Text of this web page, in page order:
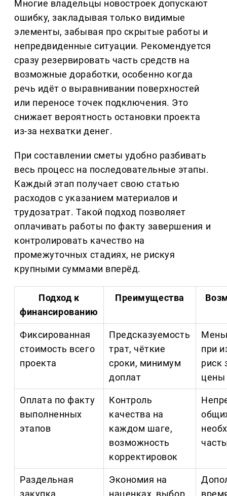
Многие владельцы новостроек допускают
ошибку, закладывая только видимые
элементы, забывая про скрытые работы и
непредвиденные ситуации. Рекомендуется
сразу резервировать часть средств на
возможные доработки, особенно когда
речь идёт о выравнивании поверхностей
или переносе точек подключения. Это
снижает вероятность остановки проекта
из-за нехватки денег.
При составлении сметы удобно разбивать
весь процесс на последовательные этапы.
Каждый этап получает свою статью
расходов с указанием материалов и
трудозатрат. Такой подход позволяет
оплачивать работы по факту завершения и
контролировать качество на
промежуточных стадиях, не рискуя
крупными суммами вперёд.
Подход к
финансированию
Преимущества
Фиксированная
стоимость всего
проекта
Предсказуемость
трат, чёткие
сроки, минимум
доплат
при
риск
цены
Оплата по факту
выполненных
этапов
Контроль
качества на
каждом шаге,
возможность
корректировок
Раздельная
закупка
Экономия на
наценках, выбор